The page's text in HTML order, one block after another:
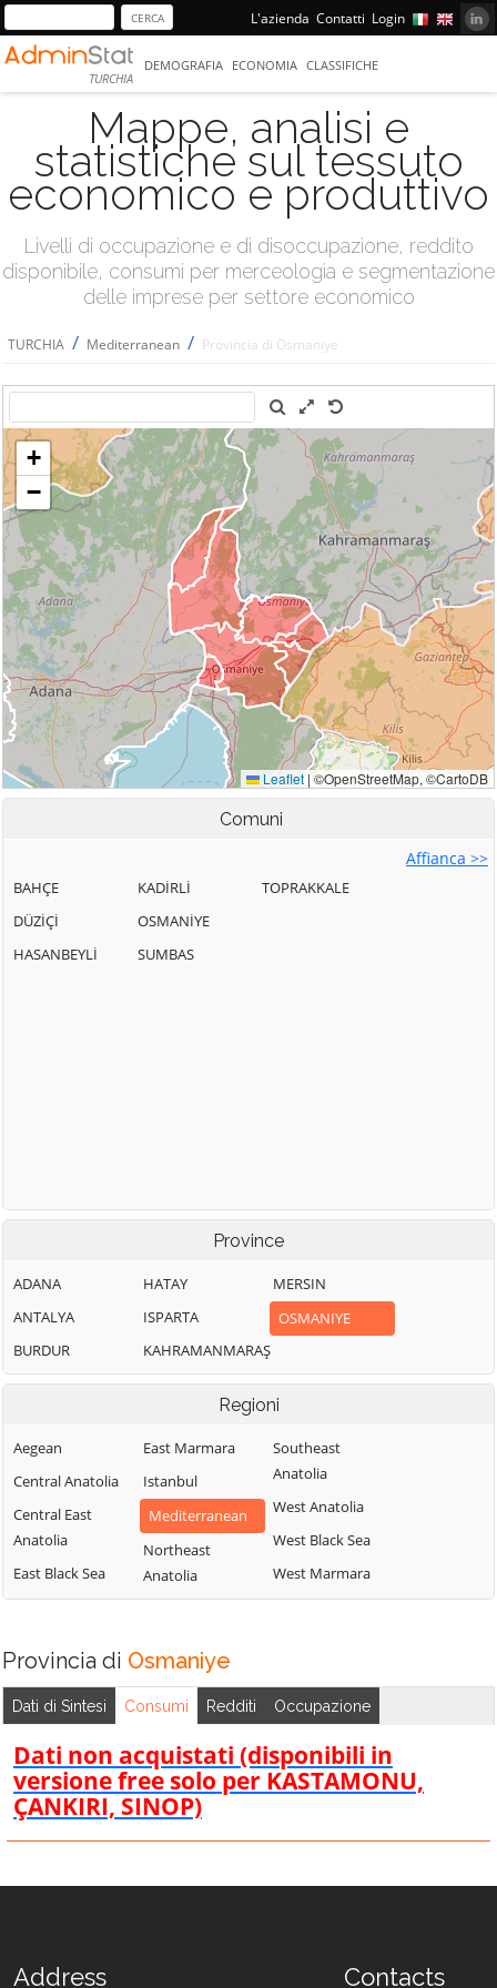
L'azienda Contatti Login
TURCHIA
DEMOGRAFIA ECONOMIA CLASSIFICHE
Mappe, analisi e
statistiche sul tessuto
economico e produttivo
Livelli di occupazione e di disoccupazione, reddito
disponibile, consumi per merceologia e segmentazione
delle imprese per settore economico
TURCHIA / Mediterranean / Provincia di Osmaniye
Comuni
Affianca >>
BAHÇE
DÜZİÇİ
HASANBEYLİ
KADİRLİ
OSMANİYE
SUMBAS
TOPRAKKALE
Province
ADANA
ANTALYA
BURDUR
HATAY
ISPARTA
KAHRAMANMARAŞ
MERSIN
OSMANIYE
Regioni
Aegean
Central Anatolia
Central East
Anatolia
East Black Sea
East Marmara
Istanbul
Mediterranean
Northeast
Anatolia
Southeast
Anatolia
West Anatolia
West Black Sea
West Marmara
Provincia di Osmaniye
Dati di Sintesi Consumi Redditi Occupazione
Dati non acquistati (disponibili in
versione free solo per KASTAMONU,
ÇANKIRI, SINOP)
Address Contacts